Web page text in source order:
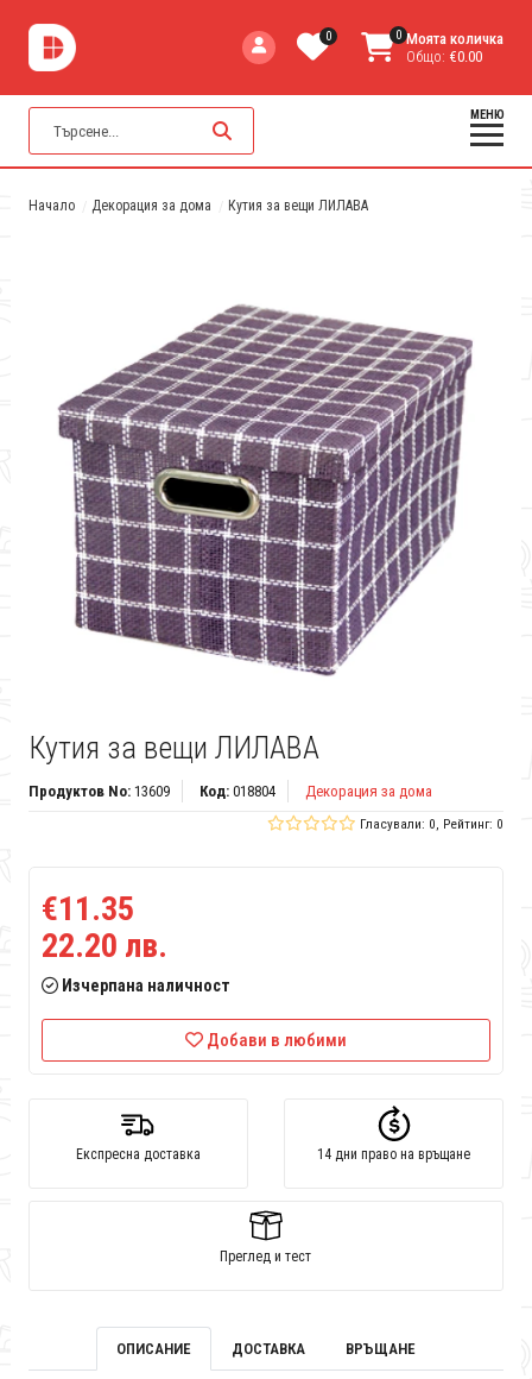
0 0 Моята количка
Общо: €0.00
МЕНЮ
Начало Декорация за дома Кутия за вещи ЛИЛАВА
Кутия за вещи ЛИЛАВА
Продуктов No:13609 Код:018804 Декорация за дома
Гласували: 0, Рейтинг: 0
€11.35
22.20 лв.
Изчерпана наличност
Добави в любими
Експресна доставка 14 дни право на връщане
Преглед и тест
ОПИСАНИЕ ДОСТАВКА ВРЪЩАНЕ